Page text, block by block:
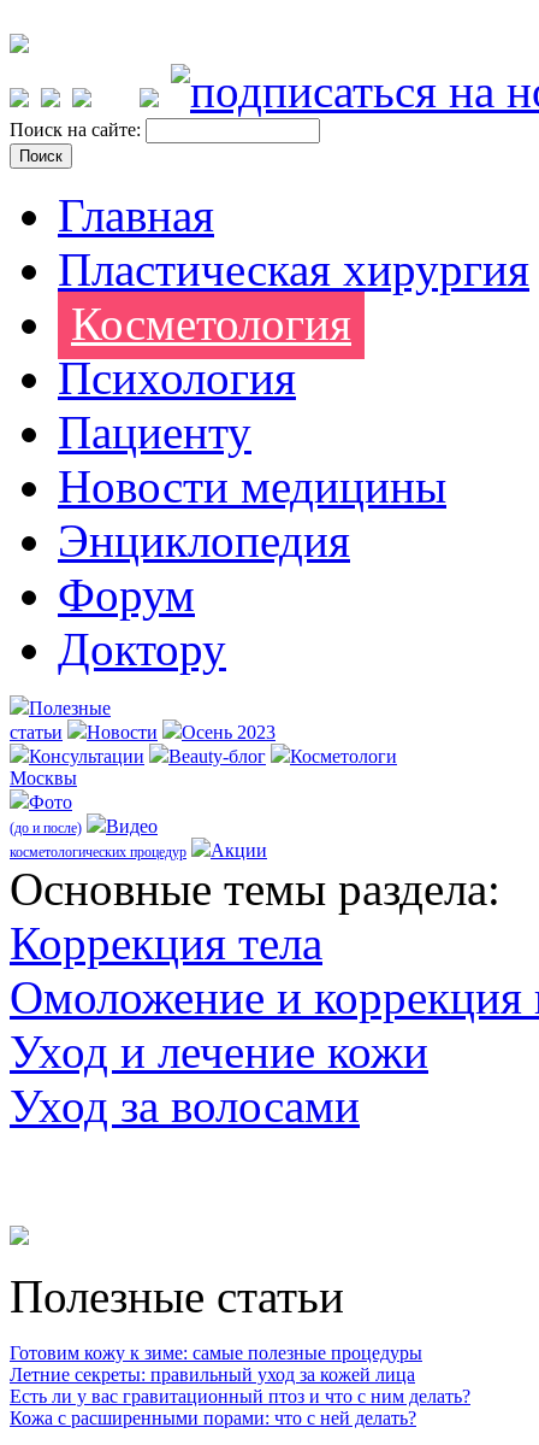
Поиск на сайте:
Главная
Пластическая хирургия
Косметология
Психология
Пациенту
Новости медицины
Энциклопедия
Форум
Доктору
Полезные
статьи
Новости
Осень 2023
Консультации
Beauty-блог
Косметологи
Москвы
Фото
(до и после) Видео
косметологических процедур Акции
Оcновные темы раздела:
Коррекция тела
Омоложение и коррекция
Уход и лечение кожи
Уход за волосами
Полезные статьи
Готовим кожу к зиме: самые полезные процедуры
Летние секреты: правильный уход за кожей лица
Есть ли у вас гравитационный птоз и что с ним делать?
Кожа с расширенными порами: что с ней делать?